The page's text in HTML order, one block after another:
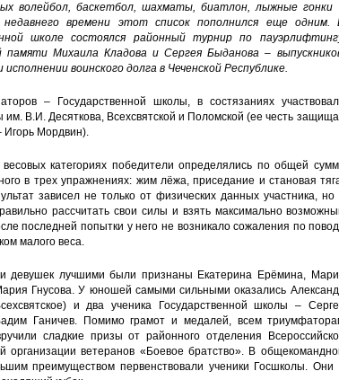
волейбол, баскетбол, шахматы, биатлон, лыжные гонки
времени этот список пополнился еще одним.
школе состоялся районный турнир по
памяти Михаила Кладова и Сергея Быданова –
воинского долга в Чеченской Республике.
– Государственной школы, в состязаниях
В.И. Десяткова, Всехсвятской и Поломской (ее честь
Игорь Мордвин).
категориях победители определялись по общей
в трех упражнениях: жим лёжа, приседание и становая
зависел не только от физических данных участника, но
рассчитать свои силы и взять максимально
последней попытки у него не возникало сожаления по
малого веса.
девушек лучшими были признаны Екатерина Ерёмина,
Гнусова. У юношей самыми сильными оказались
и два ученика Государственной школы –
Ганичев. Помимо грамот и медалей, всем
сладкие призы от районного отделения
организации ветеранов «Боевое братство». В
преимуществом первенствовали ученики Госшколы. Они